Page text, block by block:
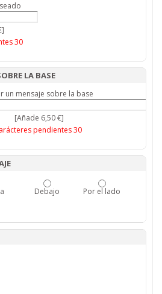
30
LA BASE
un mensaje sobre la base
[Añade 6,50 €]
pendientes30
Debajo Por el lado